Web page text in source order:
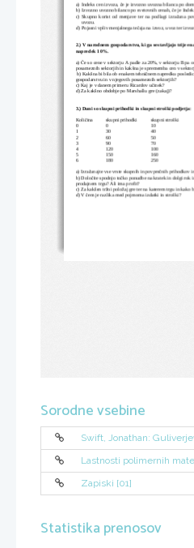
a) Indeks cen izvoza, če je izvozno uvozna bilanca po doma
b)
Izvozno uvozno bilanco po svetovnih cenah, če je
c)
Skupno  korist  od  menjave  ter  na  podlagi  izra čuna
uvozu.
d)
Pojasni vpliv menjalnega te čaja na izvoz, uvoz ter
2.) V narodnem gospodarstvu, ki ga sestavljajo trije
napredek 10%.
a) Če so cene v sektorju A padle za 20%, v sektorju B pa
posameznih sektorjih in kakšna je sprememba cen v s
b) Kakšna bi bila ob enakem tehni čnem napredku
gospodarstvu in v njegovih posameznih sektorjih?
c) Kaj je v danem primeru Ricardov u činek?
d) Za kakšno obdobje po Marshallu gre (zakaj)?
3.) Dani so skupni prihodki in skupni stroški podjetja:
Koli čina skupni prihodki
skupni stroški
0
0
10
1
30
40
2
60
50
3
90
70
4
120
100
5
150
160
6
180 250
a) Izra čunajte vse vrste skupnih in povpre čnih prihodkov
b) Dolo čite spodnjo to čko ponudbe na kratek in dolgi rok
prodajnem trgu? Ali ima profit?
c) Za kakšen tržni položaj gre ter na katerem trgu in kako
d) V čem je razlika med pojmoma izdatki in stroški?
Sorodne vsebine
Swift, Jonathan:
Lastnosti polimernih
Zapiski [01]
Statistika prenosov